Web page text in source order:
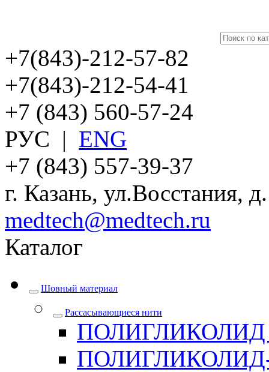
+7(843)-212-57-82
+7(843)-212-54-41
+7 (843) 560-57-24
РУС | ENG
+7 (843) 557-39-37
г. Казань, ул.Восстания,
medtech@medtech.ru
Каталог
Шовный материал
Рассасывающиеся нити